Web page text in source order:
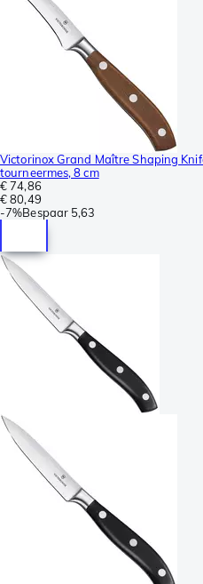
Victorinox Grand Maître Shaping
tourneermes, 8 cm
€ 74,86
€ 80,49
-7%Bespaar 5,63